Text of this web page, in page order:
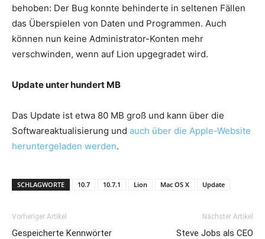
behoben: Der Bug konnte behinderte in seltenen Fällen
das Überspielen von Daten und Programmen. Auch
können nun keine Administrator-Konten mehr
verschwinden, wenn auf Lion upgegradet wird.
Update unter hundert MB
Das Update ist etwa 80 MB groß und kann über die
Softwareaktualisierung und auch über die Apple-Website
heruntergeladen werden.
SCHLAGWORTE 10.7 10.7.1 Lion Mac OS X Update
Vorheriger Artikel
Gespeicherte Kennwörter
Nächster Artikel
Steve Jobs als CEO